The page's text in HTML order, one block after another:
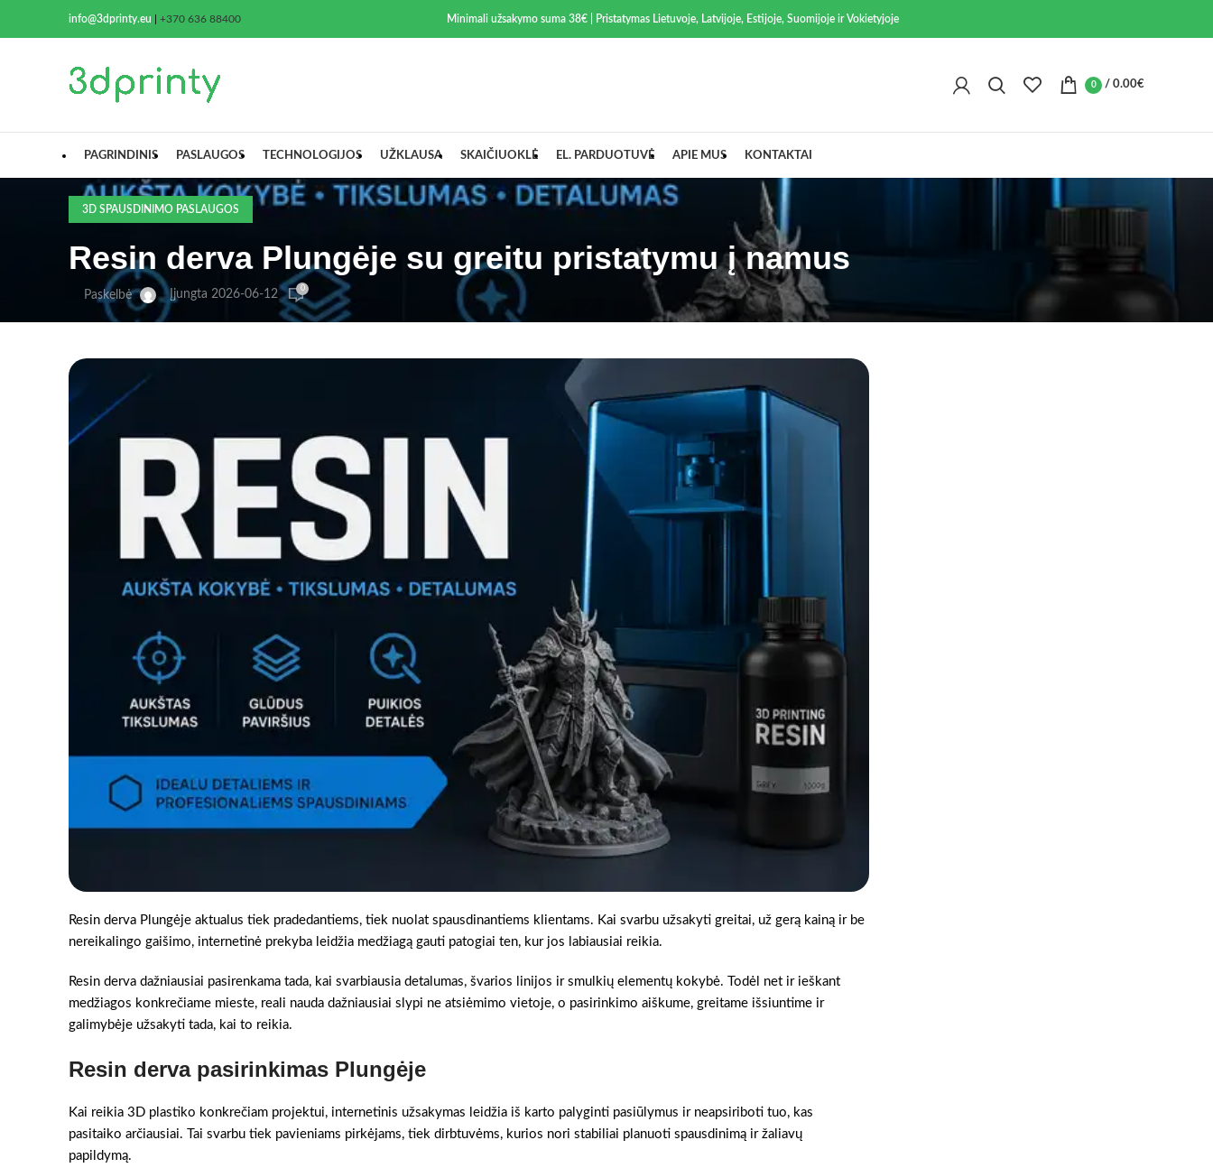
info@3dprinty.eu +370 636 88400 Minimali užsakymo suma 38€ | Pristatymas Lietuvoje, Latvijoje, Estijoje, Suomijoje ir Vokietyjoje
0 / 0.00€
PAGRINDINIS PASLAUGOS TECHNOLOGIJOS UŽKLAUSA SKAIČIUOKLĖ EL. PARDUOTUVĖ APIE MUS KONTAKTAI
3D SPAUSDINIMO PASLAUGOS
Resin derva Plungėje su greitu pristatymu į namus
Paskelbė Įjungta 2026-06-12 0
Resin derva Plungėje aktualus tiek pradedantiems, tiek nuolat spausdinantiems klientams. Kai svarbu užsakyti greitai, už gerą kainą ir be
nereikalingo gaišimo, internetinė prekyba leidžia medžiagą gauti patogiai ten, kur jos labiausiai reikia.
Resin derva dažniausiai pasirenkama tada, kai svarbiausia detalumas, švarios linijos ir smulkių elementų kokybė. Todėl net ir ieškant
medžiagos konkrečiame mieste, reali nauda dažniausiai slypi ne atsiėmimo vietoje, o pasirinkimo aiškume, greitame išsiuntime ir
galimybėje užsakyti tada, kai to reikia.
Resin derva pasirinkimas Plungėje
Kai reikia 3D plastiko konkrečiam projektui, internetinis užsakymas leidžia iš karto palyginti pasiūlymus ir neapsiriboti tuo, kas
pasitaiko arčiausiai. Tai svarbu tiek pavieniams pirkėjams, tiek dirbtuvėms, kurios nori stabiliai planuoti spausdinimą ir žaliavų
papildymą.